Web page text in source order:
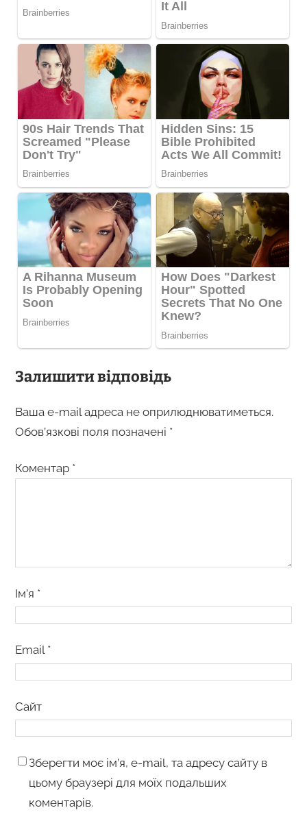
Залишити відповідь
Ваша e-mail адреса не оприлюднюватиметься.
Обов’язкові поля позначені *
Коментар *
Ім’я *
Email *
Сайт
Зберегти моє ім’я, e-mail, та адресу сайту в
цьому браузері для моїх подальших
коментарів.